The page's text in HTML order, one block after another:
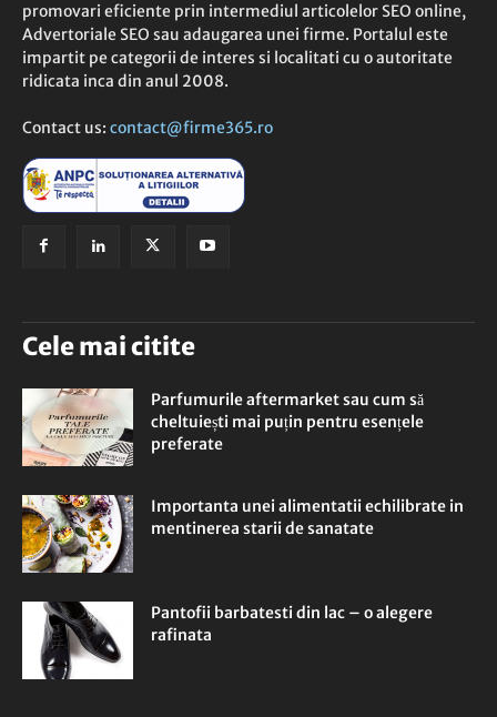
promovari eficiente prin intermediul articolelor SEO online,
Advertoriale SEO sau adaugarea unei firme. Portalul este
impartit pe categorii de interes si localitati cu o autoritate
ridicata inca din anul 2008.
Contact us: contact@firme365.ro
Cele mai citite
Parfumurile aftermarket sau cum să
cheltuiești mai puțin pentru esențele
preferate
Importanta unei alimentatii echilibrate in
mentinerea starii de sanatate
Pantofii barbatesti din lac – o alegere
rafinata